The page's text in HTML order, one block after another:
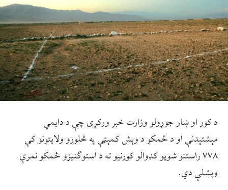
د کور او ښار جوړولو وزارت خبر ورکړی چې د دایمي
مېشتېدنې او د ځمکو د وېش کمېټې په څلورو ولایتونو کې
۷۷۸ راستنو شویو کډوالو کورنیو ته د استوګنیزو ځمکو نمرې
وېشلې دي.